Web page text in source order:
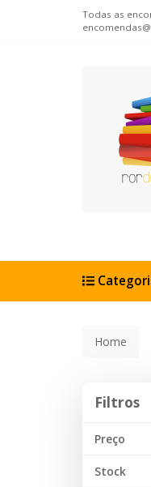
Todas as
Home
Filtros
Preço
Stock